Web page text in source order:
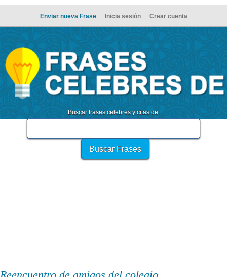
Enviar nueva Frase Inicia sesión Crear cuenta
Buscar frases celebres y citas de: